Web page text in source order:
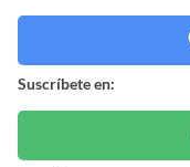
Suscríbete en: